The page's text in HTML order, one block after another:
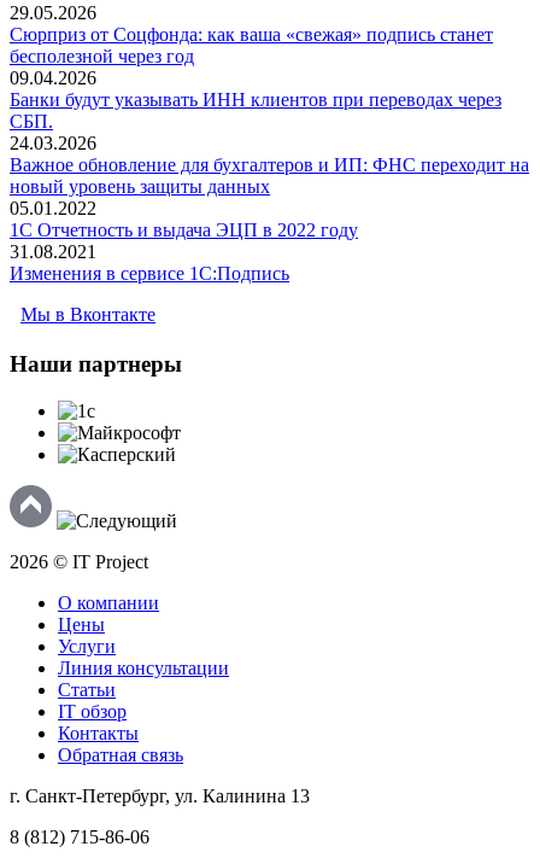
29.05.2026
Сюрприз от Соцфонда: как ваша «свежая» подпись станет
бесполезной через год
09.04.2026
Банки будут указывать ИНН клиентов при переводах через
СБП.
24.03.2026
Важное обновление для бухгалтеров и ИП: ФНС переходит на
новый уровень защиты данных
05.01.2022
1С Отчетность и выдача ЭЦП в 2022 году
31.08.2021
Изменения в сервисе 1C:Подпись
Мы в Вконтакте
Наши партнеры
2026 © IT Project
О компании
Цены
Услуги
Линия консультации
Статьи
IT обзор
Контакты
Обратная связь
г. Санкт-Петербург, ул. Калинина 13
8 (812) 715-86-06